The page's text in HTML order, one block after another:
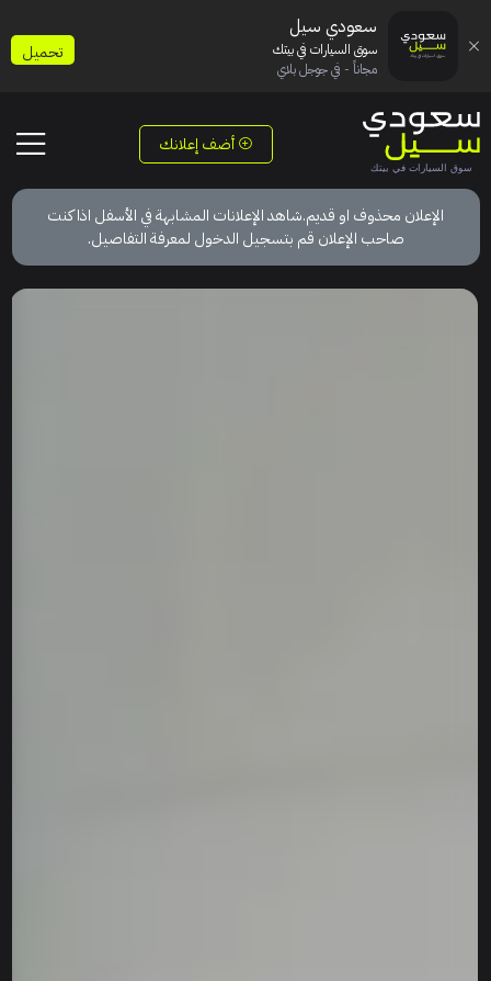
أضف إعلانك
الإعلان محذوف او قديم.شاهد الإعلانات المشابهة في الأسفل اذا كنت
صاحب الإعلان قم بتسجيل الدخول لمعرفة التفاصيل.
سعودي سيل
سوق السيارات في بيتك
مجاناً - في جوجل بلاي
تحميل